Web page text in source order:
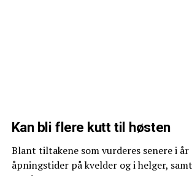
Kan bli flere kutt til høsten
Blant tiltakene som vurderes senere i
åpningstider på kvelder og i helger,